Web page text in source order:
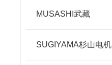
MUSASHI武藏
SUGIYAMA杉山电机